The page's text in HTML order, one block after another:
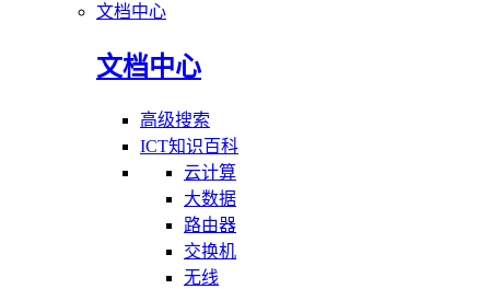
文档中心
文档中心
高级搜索
ICT知识百科
云计算
大数据
路由器
交换机
无线